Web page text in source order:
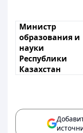
Министр
образования и
науки
Республики
Казахстан